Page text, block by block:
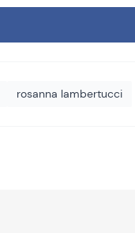
rosanna lambertucci